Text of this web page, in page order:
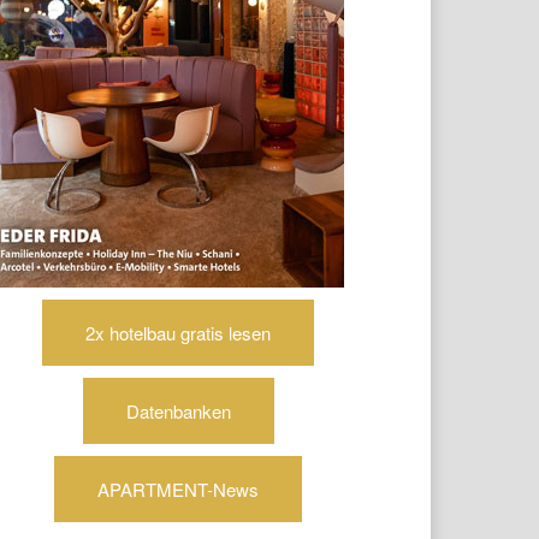
2x hotelbau gratis lesen
Datenbanken
APARTMENT-News